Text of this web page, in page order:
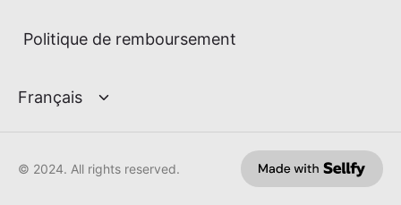
Politique de remboursement
© 2024. All rights reserved.